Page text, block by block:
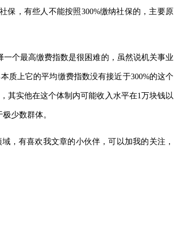
保，有些人不能按照300%缴纳社保的，主要原
个最高缴费指数是很困难的，虽然说机关事业
质上它的平均缴费指数没有接近于300%的这个
其实他在这个体制内可能收入水平在1万块钱以
少数群体。
，有喜欢我文章的小伙伴，可以加我的关注，